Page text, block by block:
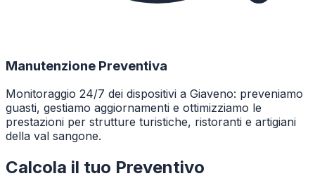
Manutenzione Preventiva
Monitoraggio 24/7 dei dispositivi a Giaveno: preveniamo
guasti, gestiamo aggiornamenti e ottimizziamo le
prestazioni per strutture turistiche, ristoranti e artigiani
della val sangone.
Calcola il tuo Preventivo